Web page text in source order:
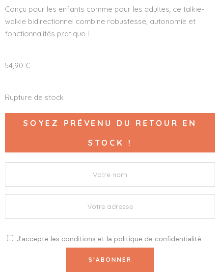
Conçu pour les enfants comme pour les adultes, ce talkie-
walkie bidirectionnel combine robustesse, autonomie et
fonctionnalités pratique !
54,90 €
Rupture de stock
SOYEZ PRÉVENU DU RETOUR EN
STOCK !
J'accepte les conditions et la politique de confidentialité